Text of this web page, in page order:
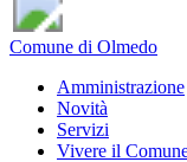
Comune di Olmedo
Amministrazione
Novità
Servizi
Vivere il